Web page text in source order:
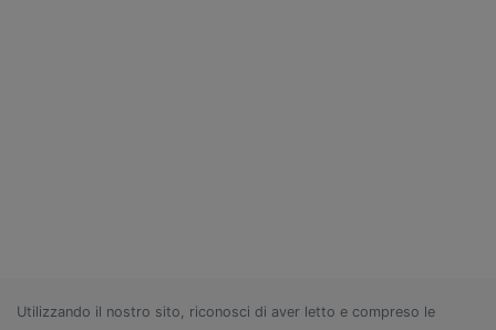
Utilizzando il nostro sito, riconosci di aver letto e compreso le